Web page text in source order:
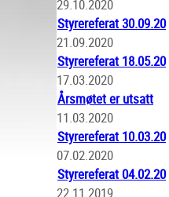
29.10.2020
Styrereferat 30.09.20
21.09.2020
Styrereferat 18.05.20
17.03.2020
Årsmøtet er utsatt
11.03.2020
Styrereferat 10.03.20
07.02.2020
Styrereferat 04.02.20
22.11.2019